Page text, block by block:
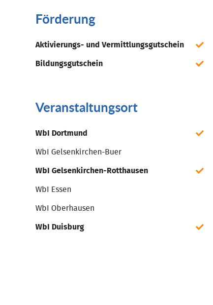
Förderung
Aktivierungs- und Vermittlungsgutschein
Bildungsgutschein
Veranstaltungsort
WbI Dortmund
WbI Gelsenkirchen-Buer
WbI Gelsenkirchen-Rotthausen
WbI Essen
WbI Oberhausen
WbI Duisburg